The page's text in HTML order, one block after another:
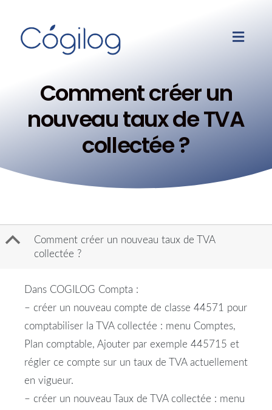
Comment créer un
nouveau taux de TVA
collectée ?
B
Comment créer un nouveau taux de TVA
collectée ?
Dans COGILOG Compta :
– créer un nouveau compte de classe 44571 pour
comptabiliser la TVA collectée : menu Comptes,
Plan comptable, Ajouter par exemple 445715 et
régler ce compte sur un taux de TVA actuellement
en vigueur.
– créer un nouveau Taux de TVA collectée : menu